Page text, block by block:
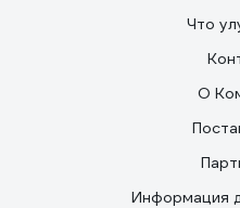
Что
О
Информация